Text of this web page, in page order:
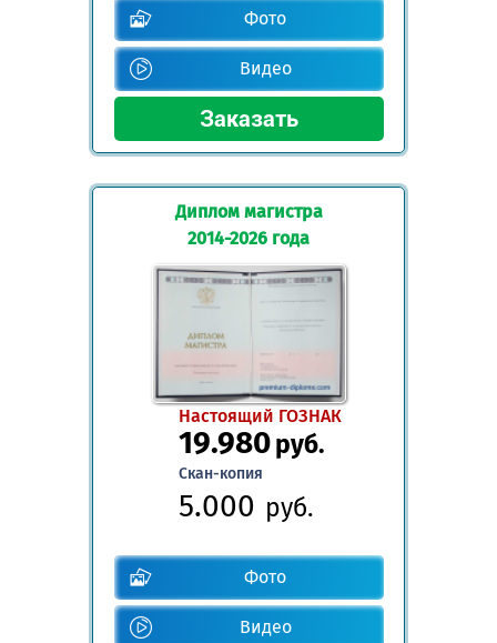
Фото
Видео
Диплом магистра
2014-2026 года
Настоящий ГОЗНАК
19.980руб.
Скан-копия
5.000 руб.
Фото
Видео